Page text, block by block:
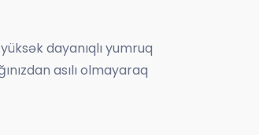
dayanıqlı yumruq
asılı olmayaraq